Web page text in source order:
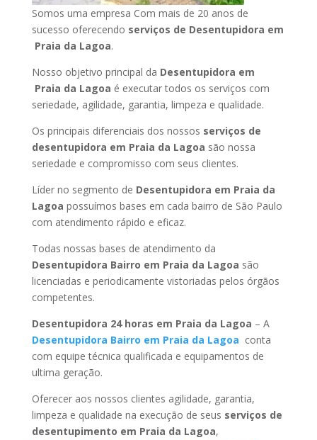
Somos uma empresa Com mais de 20 anos de
sucesso oferecendo serviços de Desentupidora em
Praia da Lagoa.
Nosso objetivo principal da Desentupidora em
Praia da Lagoa é executar todos os serviços com
seriedade, agilidade, garantia, limpeza e qualidade.
Os principais diferenciais dos nossos serviços de
desentupidora em Praia da Lagoa são nossa
seriedade e compromisso com seus clientes.
Líder no segmento de Desentupidora em Praia da
Lagoa possuímos bases em cada bairro de São Paulo
com atendimento rápido e eficaz.
Todas nossas bases de atendimento da
Desentupidora Bairro em Praia da Lagoa são
licenciadas e periodicamente vistoriadas pelos órgãos
competentes.
Desentupidora 24 horas em Praia da Lagoa – A
Desentupidora Bairro em Praia da Lagoa conta
com equipe técnica qualificada e equipamentos de
ultima geração.
Oferecer aos nossos clientes agilidade, garantia,
limpeza e qualidade na execução de seus serviços de
desentupimento em Praia da Lagoa,